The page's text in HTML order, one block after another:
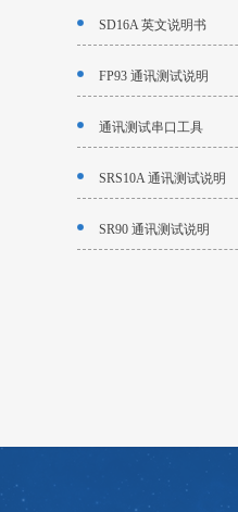
SD16A 英文说明书
FP93 通讯测试说明
通讯测试串口工具
SRS10A 通讯测试说明
SR90 通讯测试说明